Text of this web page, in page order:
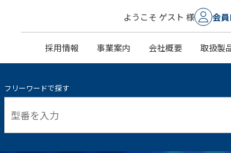
ようこそ ゲスト 様 会
採用情報 事業案内 会社概要 取扱製
フリーワードで探す